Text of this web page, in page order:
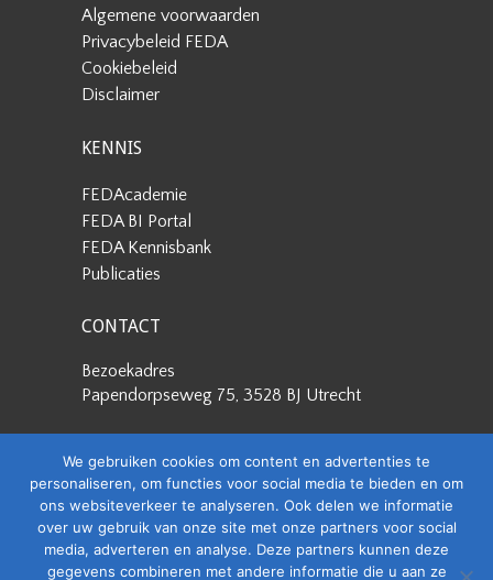
Algemene voorwaarden
Privacybeleid FEDA
Cookiebeleid
Disclaimer
KENNIS
FEDAcademie
FEDA BI Portal
FEDA Kennisbank
Publicaties
CONTACT
Bezoekadres
Papendorpseweg 75, 3528 BJ Utrecht
Papendorpseweg 75, 3528 BJ Utrecht
Stuur een e-mail
info@feda.nl
We gebruiken cookies om content en advertenties te
personaliseren, om functies voor social media te bieden en om
ons websiteverkeer te analyseren. Ook delen we informatie
over uw gebruik van onze site met onze partners voor social
media, adverteren en analyse. Deze partners kunnen deze
gegevens combineren met andere informatie die u aan ze